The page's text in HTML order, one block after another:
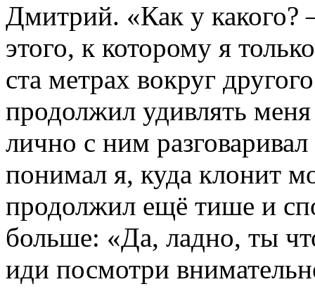
Дмитрий. «Как у какого?
этого, к которому я
ста метрах вокруг
продолжил удивлять
лично с ним
понимал я, куда клонит
продолжил ещё тише и
больше: «Да, ладно, ты
иди посмотри